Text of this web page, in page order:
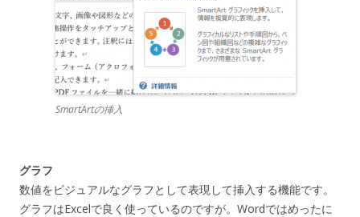
SmartArtの挿入
グラフ
数値をビジュアルなグラフとして表現して挿入する機能です。
グラフはExcelで良く使っているのですが。Wordではめったに